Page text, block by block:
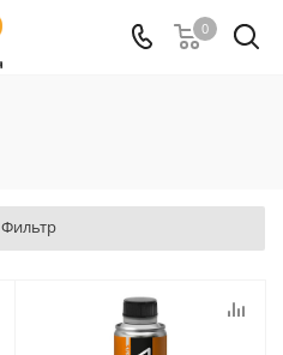
0
Фильтр